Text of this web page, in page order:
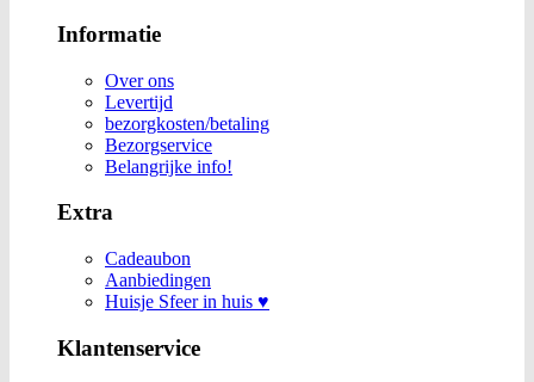
Informatie
Over ons
Levertijd
bezorgkosten/betaling
Bezorgservice
Belangrijke info!
Extra
Cadeaubon
Aanbiedingen
Huisje Sfeer in huis ♥
Klantenservice